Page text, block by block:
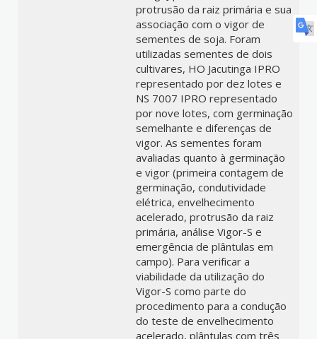
protrusão da raiz primária e sua
associação com o vigor de
sementes de soja. Foram
utilizadas sementes de dois
cultivares, HO Jacutinga IPRO
representado por dez lotes e
NS 7007 IPRO representado
por nove lotes, com germinação
semelhante e diferenças de
vigor. As sementes foram
avaliadas quanto à germinação
e vigor (primeira contagem de
germinação, condutividade
elétrica, envelhecimento
acelerado, protrusão da raiz
primária, análise Vigor-S e
emergência de plântulas em
campo). Para verificar a
viabilidade da utilização do
Vigor-S como parte do
procedimento para a condução
do teste de envelhecimento
acelerado, plântulas com três